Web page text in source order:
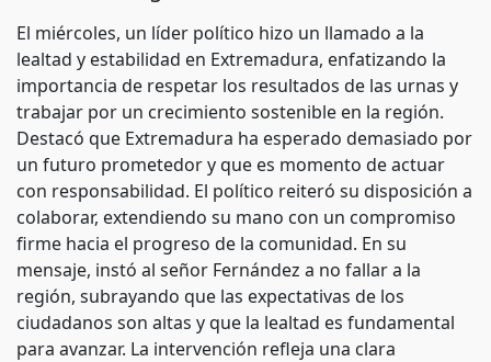
El miércoles, un líder político hizo un llamado a la
lealtad y estabilidad en Extremadura, enfatizando la
importancia de respetar los resultados de las urnas y
trabajar por un crecimiento sostenible en la región.
Destacó que Extremadura ha esperado demasiado por
un futuro prometedor y que es momento de actuar
con responsabilidad. El político reiteró su disposición a
colaborar, extendiendo su mano con un compromiso
firme hacia el progreso de la comunidad. En su
mensaje, instó al señor Fernández a no fallar a la
región, subrayando que las expectativas de los
ciudadanos son altas y que la lealtad es fundamental
para avanzar. La intervención refleja una clara